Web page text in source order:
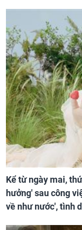
Kể từ ngày mai,
hưởng' sau công
về như nước', tình